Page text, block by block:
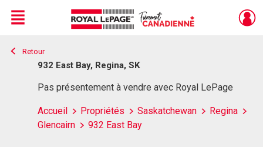
Live
En Direct
Menu
Retour
932 East Bay, Regina, SK
Pas présentement à vendre avec Royal LePage
Accueil Propriétés Saskatchewan
Regina
Glencairn
932 East Bay